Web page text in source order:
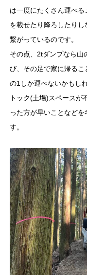
は一度にたくさん運べ
を載せたり降ろしたり
繋がっているのです。
その点、2tダンプなら山
び、その足で家に帰る
の1しか運べないかもし
トック(土場)スペースが
った方が早いことなど
す。